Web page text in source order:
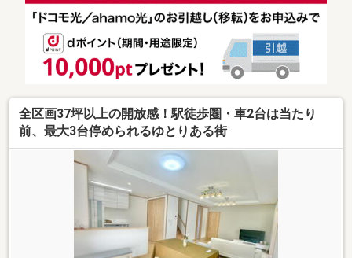
全区画37坪以上の開放感！駅徒歩圏・車2台は当たり
前、最大3台停められるゆとりある街